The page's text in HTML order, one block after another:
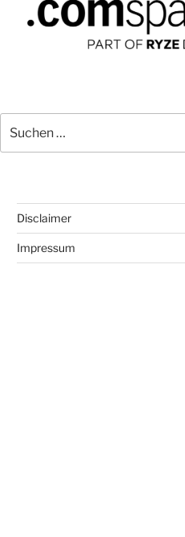
nach:
Disclaimer
Impressum